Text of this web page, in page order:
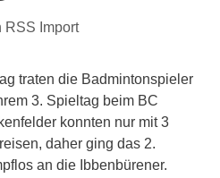
RSS Import
traten die Badmintonspieler
3. Spieltag beim BC
konnten nur mit 3
daher ging das 2.
an die Ibbenbürener.